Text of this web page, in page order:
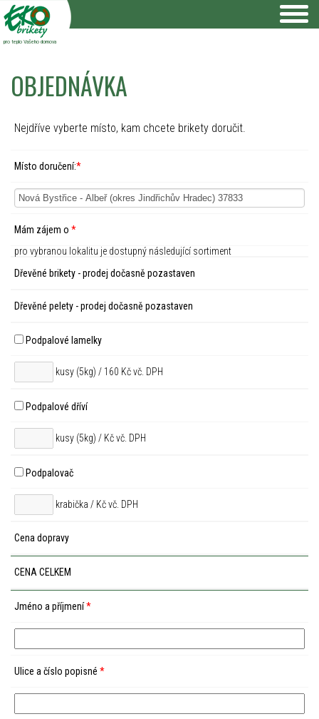
pro teplo Vašeho domova
OBJEDNÁVKA
Nejdříve vyberte místo, kam chcete brikety doručit.
Místo doručení:*
Mám zájem o *
pro vybranou lokalitu je dostupný následující sortiment
Dřevěné brikety - prodej dočasně pozastaven
Dřevěné pelety - prodej dočasně pozastaven
Podpalové lamelky
kusy (5kg) / 160 Kč vč. DPH
Podpalové dříví
kusy (5kg) / Kč vč. DPH
Podpalovač
krabička / Kč vč. DPH
Cena dopravy
CENA CELKEM
Jméno a příjmení*
Ulice a číslo popisné *